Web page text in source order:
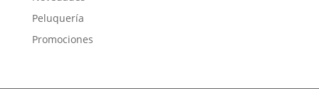
Peluquería
Promociones